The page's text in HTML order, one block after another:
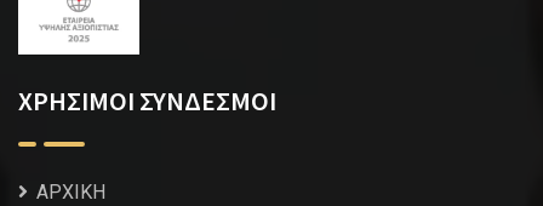
ΧΡΗΣΙΜΟΙ ΣΥΝΔΕΣΜΟΙ
ΑΡΧΙΚΗ